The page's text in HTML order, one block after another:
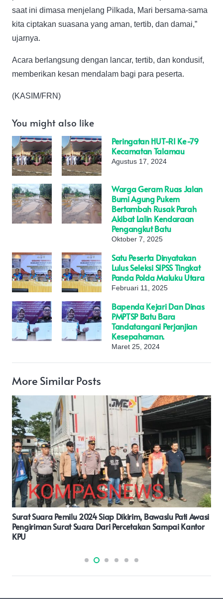
saat ini dimasa menjelang Pilkada, Mari bersama-sama
kita ciptakan suasana yang aman, tertib, dan damai,”
ujarnya.
Acara berlangsung dengan lancar, tertib, dan kondusif,
memberikan kesan mendalam bagi para peserta.
(KASIM/FRN)
You might also like
Peringatan HUT-RI Ke-79
Kecamatan Talamau
Agustus 17, 2024
Warga Geram Ruas Jalan
Bumi Agung Pukem
Bertambah Rusak Parah
Akibat Lalin Kendaraan
Pengangkut Batu
Oktober 7, 2025
Satu Peserta Dinyatakan
Lulus Seleksi SIPSS Tingkat
Panda Polda Maluku Utara
Februari 11, 2025
Bapenda Kejari Dan Dinas
PMPTSP Batu Bara
Tandatangani Perjanjian
Kesepahaman.
Maret 25, 2024
More Similar Posts
Riuni Akbar Alumni Fakultas Hukum Tarumanagara
Angkatan Tahun 83, Di Restoran Saung Rawa Lele
Kalideres Jakarta Barat.